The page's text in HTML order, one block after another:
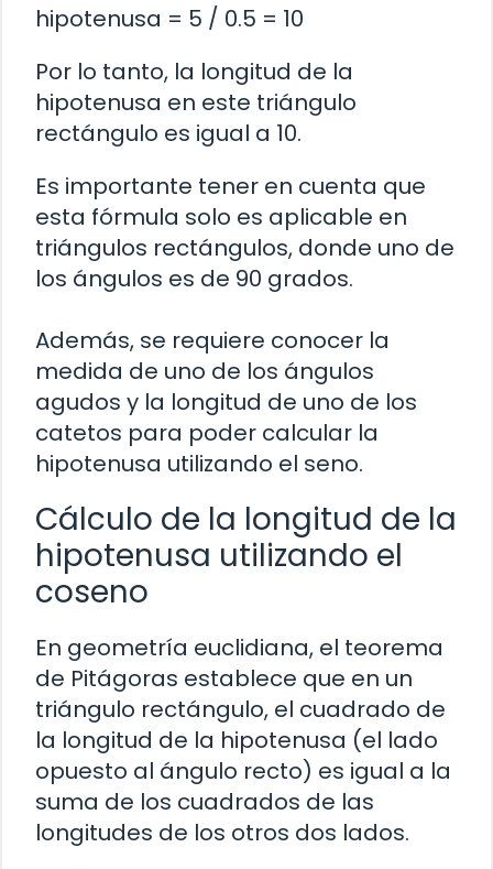
hipotenusa = 5 / 0.5 = 10
Por lo tanto, la longitud de la
hipotenusa en este triángulo
rectángulo es igual a 10.
Es importante tener en cuenta que
esta fórmula solo es aplicable en
triángulos rectángulos, donde uno de
los ángulos es de 90 grados.
Además, se requiere conocer la
medida de uno de los ángulos
agudos y la longitud de uno de los
catetos para poder calcular la
hipotenusa utilizando el seno.
Cálculo de la longitud de la
hipotenusa utilizando el
coseno
En geometría euclidiana, el teorema
de Pitágoras establece que en un
triángulo rectángulo, el cuadrado de
la longitud de la hipotenusa (el lado
opuesto al ángulo recto) es igual a la
suma de los cuadrados de las
longitudes de los otros dos lados.